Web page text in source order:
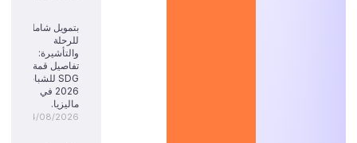
بتمويل شامل
للرحلة
والتأشيرة:
تفاصيل قمة
SDG للشباب
2026 في
ماليزيا.
04/08/2026